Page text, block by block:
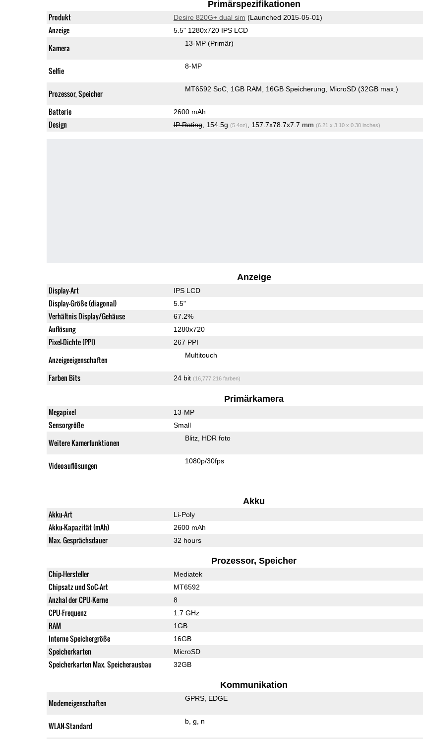
Primärspezifikationen
Produkt Desire 820G+ dual sim (Launched 2015-05-01)
Anzeige 5.5" 1280x720 IPS LCD
Kamera 13-MP (Primär)
Selfie 8-MP
Prozessor, Speicher MT6592 SoC 1GB RAM 16GB Speicherung MicroSD (32GB max.)
Batterie 2600 mAh
Design IP Rating, 154.5g (5.4oz) , 157.7x78.7x7.7 mm (6.21 x 3.10 x 0.30 inches)
Anzeige
Display-Art IPS LCD
Display-Größe (diagonal) 5.5"
Verhältnis Display/Gehäuse 67.2%
Auflösung 1280x720
Pixel-Dichte (PPI) 267 PPI
Anzeigeeigenschaften Multitouch
Farben Bits 24 bit (16,777,216 farben)
Primärkamera
Megapixel 13-MP
Sensorgröße Small
Weitere Kamerfunktionen Blitz HDR foto
Videoauflösungen 1080p/30fps
Akku
Akku-Art Li-Poly
Akku-Kapazität (mAh) 2600 mAh
Max. Gesprächsdauer 32 hours
Prozessor, Speicher
Chip-Hersteller Mediatek
Chipsatz und SoC-Art MT6592
Anzhal der CPU-Kerne 8
CPU-Frequenz 1.7 GHz
RAM 1GB
Interne Speichergröße 16GB
Speicherkarten MicroSD
Speicherkarten Max. Speicherausbau 32GB
Kommunikation
Modemeigenschaften GPRS EDGE
WLAN-Standard b g n